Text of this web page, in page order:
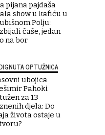
pijana pajdaša
show u kafiću u
Polju:
čaše, jedan
na bor
OPTUŽNICA
ubojica
Pahoki
za 13
djela: Do
života ostaje u